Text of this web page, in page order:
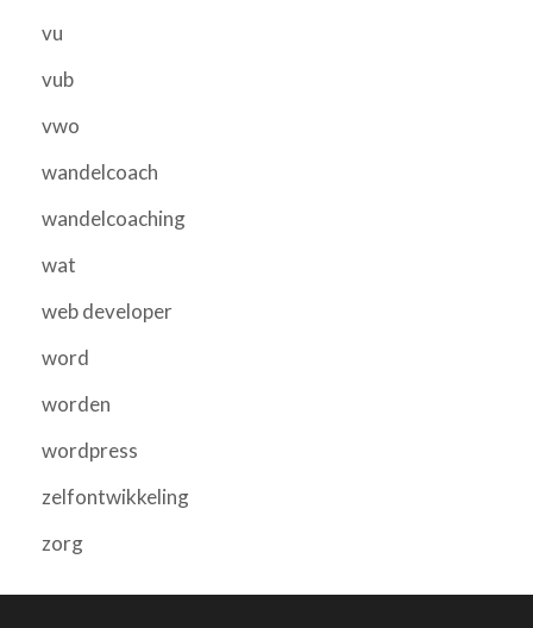
vu
vub
vwo
wandelcoach
wandelcoaching
wat
web developer
word
worden
wordpress
zelfontwikkeling
zorg